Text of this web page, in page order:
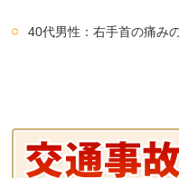
40代男性：右手首の痛み